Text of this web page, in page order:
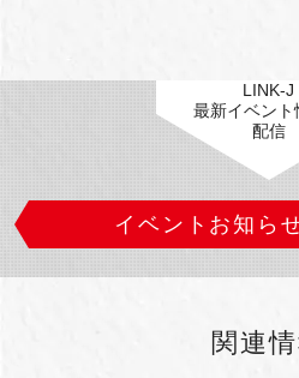
LINK-J
最新イベント
配信
イベントお知ら
関連